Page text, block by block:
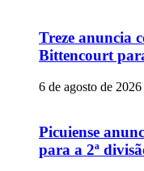
Treze anuncia
Bittencourt
6 de agosto de 2026
Picuiense
para a 2ª